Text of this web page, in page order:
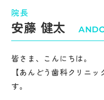
院長
安藤 健太
皆さま、こんにちは。
【あんどう歯科クリニ
す。